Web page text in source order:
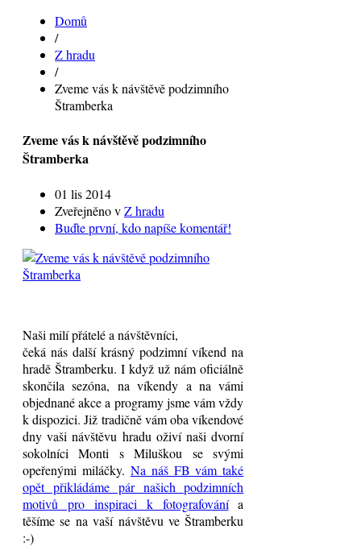
Domů
/
Z hradu
/
Zveme vás k návštěvě podzimního
Štramberka
Zveme vás k návštěvě podzimního
Štramberka
01 lis 2014
Zveřejněno vZ hradu
Buďte první, kdo napíše komentář!
Naši milí přátelé a návštěvníci,
čeká nás další krásný podzimní víkend na
hradě Štramberku. I když už nám oficiálně
skončila sezóna, na víkendy a na vámi
objednané akce a programy jsme vám vždy
k dispozici. Již tradičně vám oba víkendové
dny vaši návštěvu hradu oživí naši dvorní
sokolníci Monti s Miluškou se svými
opeřenými miláčky. Na náš FB vám také
opět přikládáme pár našich podzimních
motivů pro inspiraci k fotografovánía
těšíme se na vaší návštěvu ve Štramberku
:-)